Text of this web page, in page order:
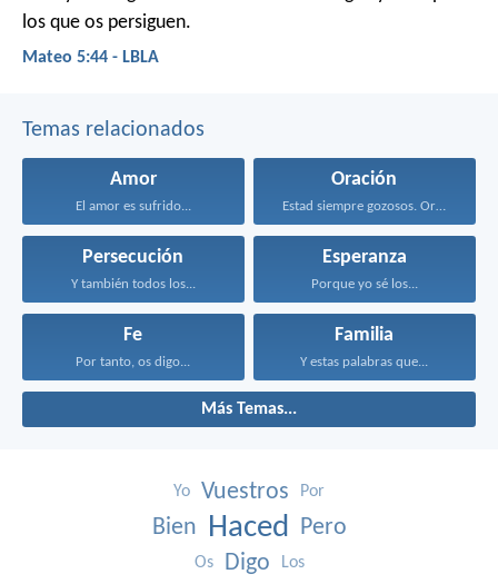
los que os persiguen.
Mateo 5:44 - LBLA
Temas relacionados
Amor
El amor es sufrido...
Oración
Estad siempre gozosos. Orad...
Persecución
Y también todos los...
Esperanza
Porque yo sé los...
Fe
Por tanto, os digo...
Familia
Y estas palabras que...
Más Temas...
Yo Vuestros Por
Bien Haced Pero
Os Digo Los